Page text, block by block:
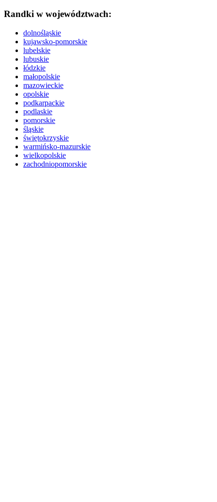
Randki w województwach:
dolnośląskie
kujawsko-pomorskie
lubelskie
lubuskie
łódzkie
małopolskie
mazowieckie
opolskie
podkarpackie
podlaskie
pomorskie
śląskie
świętokrzyskie
warmińsko-mazurskie
wielkopolskie
zachodniopomorskie